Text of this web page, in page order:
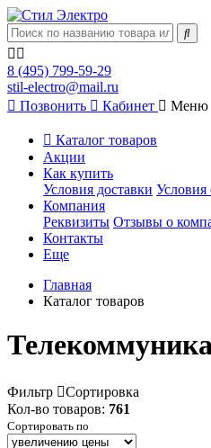
8 (495) 799-59-29
stil-electro@mail.ru
Позвонить
Кабинет Меню
Каталог товаров
Акции
Как купить
Условия доставки Условия
Компания
Реквизиты Отзывы о
Контакты
Еще
Главная
Каталог товаров
Фильтр
Сортировка
Кол-во товаров: 761
Сортировать по